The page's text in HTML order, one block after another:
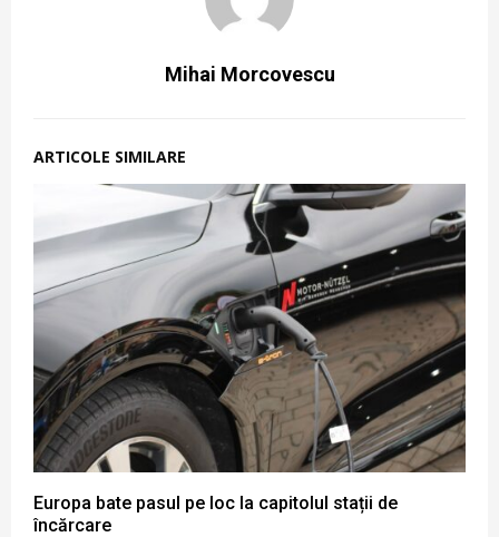
Mihai Morcovescu
ARTICOLE SIMILARE
Europa bate pasul pe loc la capitolul stații de
încărcare